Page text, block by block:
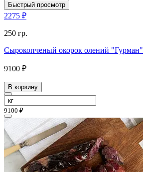
Быстрый просмотр
2275 ₽
250 гр.
Сырокопченый окорок олений "Гурман"
9100 ₽
В корзину
9100 ₽